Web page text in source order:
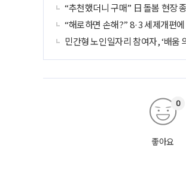
“추천했더니 구매” 日 돌봄 현장
“해로하면 손해?” 8·3 세제개편에
민간형 노인일자리 참여자, ‘배움
좋아요
0